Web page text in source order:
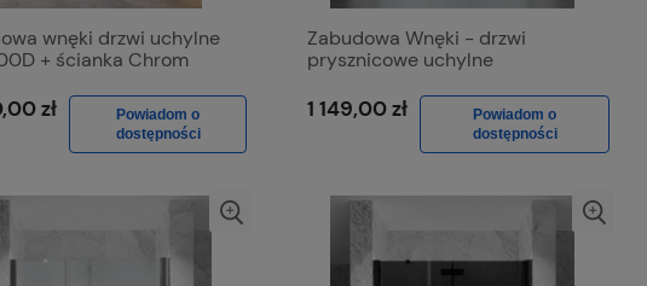
wnęki drzwi uchylne
+ ścianka Chrom
zł
Powiadom o
dostępności
Zabudowa Wnęki - drzwi
prysznicowe uchylne
Połysk, Szkło Transparentne
1 149,00 zł
Powiadom o
dostępności